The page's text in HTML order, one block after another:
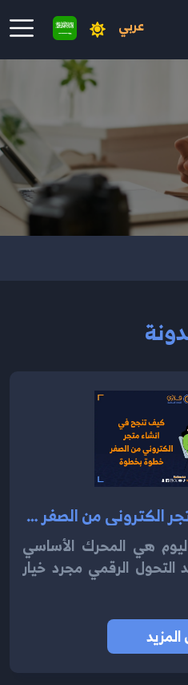
عربي
كيف تنجح في انشاء متجر الكتروني من الصفر خطوة بخطوة
هي المحرك الأساسي
التحول الرقمي مجرد خيار